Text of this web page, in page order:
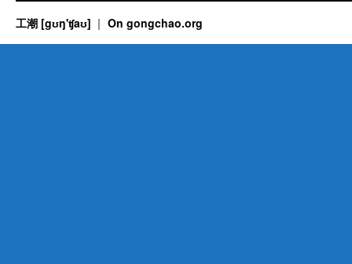
工潮 [gʊŋ'ʧaʊ] On gongchao.org